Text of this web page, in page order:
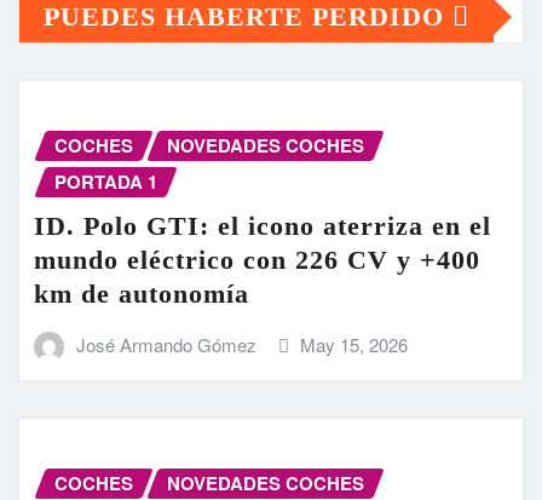
PUEDES HABERTE PERDIDO
COCHES
NOVEDADES COCHES
PORTADA 1
ID. Polo GTI: el icono aterriza en el
mundo eléctrico con 226 CV y +400
km de autonomía
José Armando Gómez May 15, 2026
COCHES
NOVEDADES COCHES